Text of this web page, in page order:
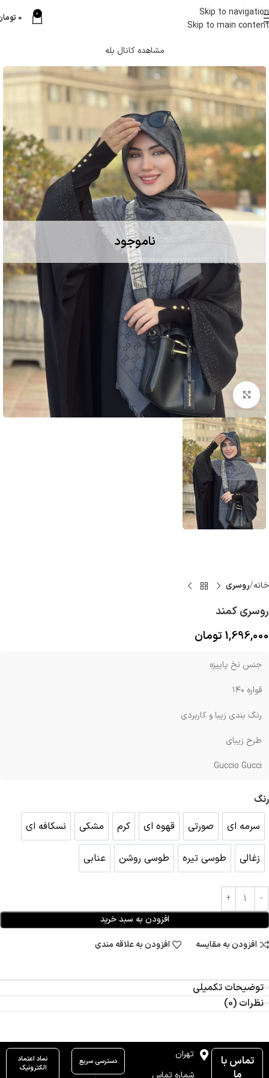
Skip to navigation
Skip to main content
0
0
مشاهده کانال بله
ناموجود
بزرگنمایی تصویر
خانه روسری
روسری کمند
1,696,000 تومان
جنس نخ پاییزه
قواره ۱۴۰
رنگ بندی زیبا و کاربردی
طرح زیبای
Guccio Gucci
رنگ
سرمه ای
سرمه ای صورتی
صورتی قهوه ای
قهوه ای کرم
کرم مشکی
مشکی نسکافه ای
نسکافه ای
زغالی
زغالی طوسی تیره
طوسی تیرهطوسی روشن
طوسی روشنعنابی
عنابی
افزودن به سبد خرید
افزودن به مقایسه
افزودن به علاقه مندی
توضیحات تکمیلی
نظرات (0)
تماس با
تهران
شماره تماس
دسترسی سریع
نماد اعتماد
الکترونیک